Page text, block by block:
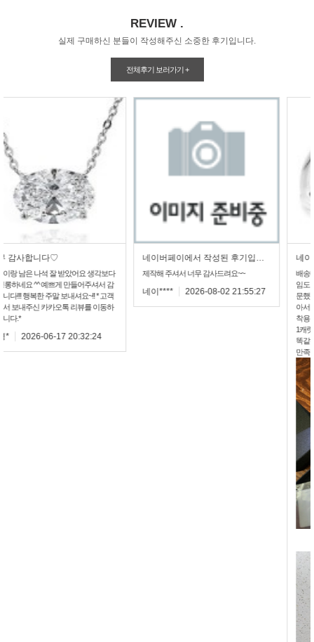
REVIEW .
실제 구매하신 분들이 작성해주신 소중한 후기입니다.
전체후기 보러가기 +
제작해 주셔서 너무 감사드려요~~
네이**** 2026-08-02 21:55:27
배송빠르고 반지도 너무 맘에 듭니다 반짝
문했는데 잘한거 같아요 결혼반지10호 작
아서 못끼다가 목걸이로 만들어 데일리로
1캐럿반지로 할까 고민하다 천연으로 다시